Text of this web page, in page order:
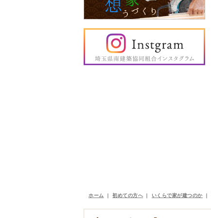
ホーム ｜ 初めての方へ ｜ いくらで家が建つのか ｜